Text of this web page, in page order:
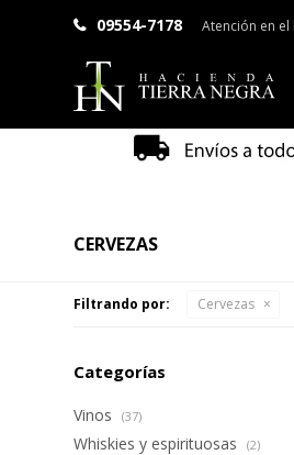
09554-7178 Atención en el
CERVEZAS
Filtrando por: Cervezas
Categorías
Vinos (37)
Whiskies y espirituosas (2)